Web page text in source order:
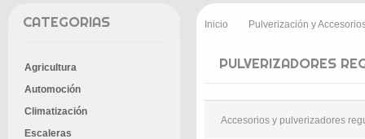
CATEGORIAS
Agricultura
Automoción
Climatización
Escaleras
Inicio Pulverización y
PULVERIZADORES
Accesorios y pulverizadores